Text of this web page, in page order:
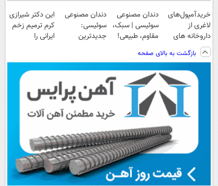
خریدآمپول‌های
لاغری از
داروخانه های
اطرافت، ارسال
فوری همراه با
پک یخ!
دندان مصنوعی
سوئیسی | سبک،
مقاوم، طبیعی!
رایگان+پرداخت
اقساطی😍
دندان مصنوعی
سوئیسی:
جدیدترین
پرداخت قسطی
این دکتر شیرازی
کرم ترمیم زخم
ایرانی را
بازگشت به بالای صفحه